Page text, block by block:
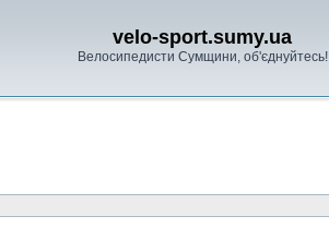
velo-sport.sumy.ua
Велосипедисти Сумщини, об'єднуйтесь!